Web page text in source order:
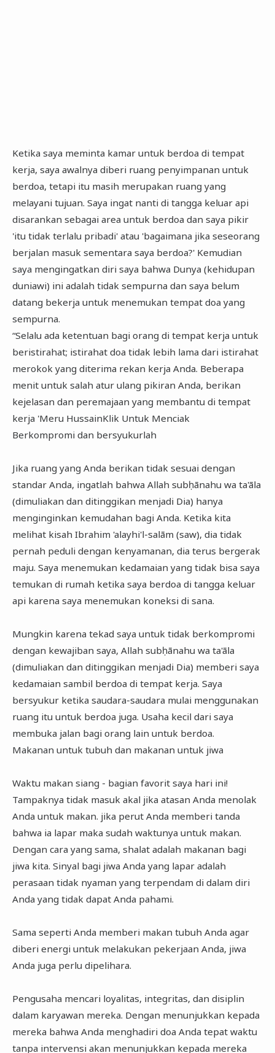
Ketika saya meminta kamar untuk berdoa di tempat
kerja, saya awalnya diberi ruang penyimpanan untuk
berdoa, tetapi itu masih merupakan ruang yang
melayani tujuan. Saya ingat nanti di tangga keluar api
disarankan sebagai area untuk berdoa dan saya pikir
'itu tidak terlalu pribadi' atau 'bagaimana jika seseorang
berjalan masuk sementara saya berdoa?' Kemudian
saya mengingatkan diri saya bahwa Dunya (kehidupan
duniawi) ini adalah tidak sempurna dan saya belum
datang bekerja untuk menemukan tempat doa yang
sempurna.
“Selalu ada ketentuan bagi orang di tempat kerja untuk
beristirahat; istirahat doa tidak lebih lama dari istirahat
merokok yang diterima rekan kerja Anda. Beberapa
menit untuk salah atur ulang pikiran Anda, berikan
kejelasan dan peremajaan yang membantu di tempat
kerja 'Meru HussainKlik Untuk Menciak
Berkompromi dan bersyukurlah
Jika ruang yang Anda berikan tidak sesuai dengan
standar Anda, ingatlah bahwa Allah subḥānahu wa ta'āla
(dimuliakan dan ditinggikan menjadi Dia) hanya
menginginkan kemudahan bagi Anda. Ketika kita
melihat kisah Ibrahim 'alayhi'l-salām (saw), dia tidak
pernah peduli dengan kenyamanan, dia terus bergerak
maju. Saya menemukan kedamaian yang tidak bisa saya
temukan di rumah ketika saya berdoa di tangga keluar
api karena saya menemukan koneksi di sana.
Mungkin karena tekad saya untuk tidak berkompromi
dengan kewajiban saya, Allah subḥānahu wa ta'āla
(dimuliakan dan ditinggikan menjadi Dia) memberi saya
kedamaian sambil berdoa di tempat kerja. Saya
bersyukur ketika saudara-saudara mulai menggunakan
ruang itu untuk berdoa juga. Usaha kecil dari saya
membuka jalan bagi orang lain untuk berdoa.
Makanan untuk tubuh dan makanan untuk jiwa
Waktu makan siang - bagian favorit saya hari ini!
Tampaknya tidak masuk akal jika atasan Anda menolak
Anda untuk makan. jika perut Anda memberi tanda
bahwa ia lapar maka sudah waktunya untuk makan.
Dengan cara yang sama, shalat adalah makanan bagi
jiwa kita. Sinyal bagi jiwa Anda yang lapar adalah
perasaan tidak nyaman yang terpendam di dalam diri
Anda yang tidak dapat Anda pahami.
Sama seperti Anda memberi makan tubuh Anda agar
diberi energi untuk melakukan pekerjaan Anda, jiwa
Anda juga perlu dipelihara.
Pengusaha mencari loyalitas, integritas, dan disiplin
dalam karyawan mereka. Dengan menunjukkan kepada
mereka bahwa Anda menghadiri doa Anda tepat waktu
tanpa intervensi akan menunjukkan kepada mereka